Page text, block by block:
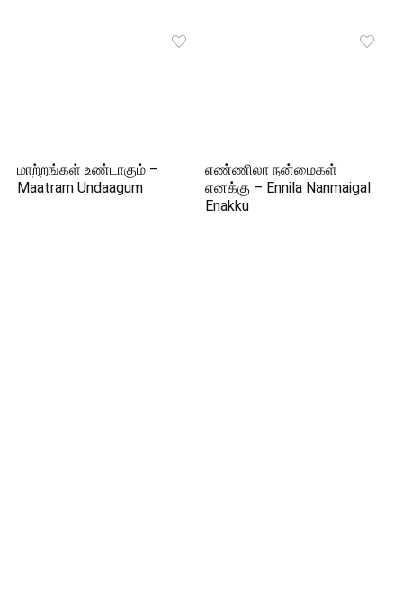
மாற்றங்கள் உண்டாகும் –
Maatram Undaagum
எண்ணிலா நன்மைகள்
எனக்கு – Ennila Nanmaigal
Enakku